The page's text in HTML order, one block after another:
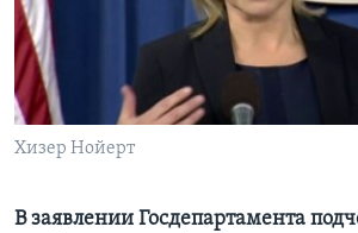
Learning English
СОЦИАЛЬНЫЕ СЕТИ
Языки
Хизер Нойерт
В заявлении Госдепартамента